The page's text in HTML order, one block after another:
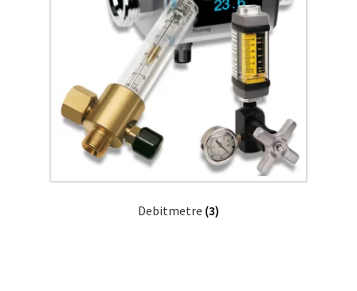
Debitmetre (3)